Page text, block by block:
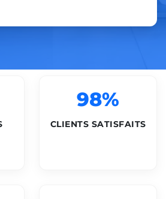
98%
CLIENTS SATISFAITS